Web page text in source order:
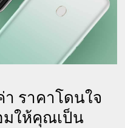
า ราคาโดนใจ
มให้คุณเป็น